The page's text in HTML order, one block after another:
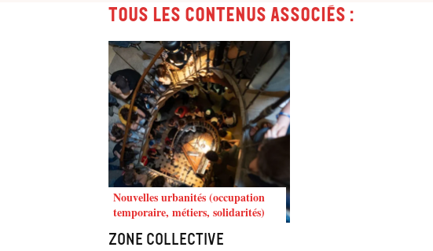
Tous les contenus associés :
Nouvelles urbanités (occupation
temporaire, métiers, solidarités)
Zone collective